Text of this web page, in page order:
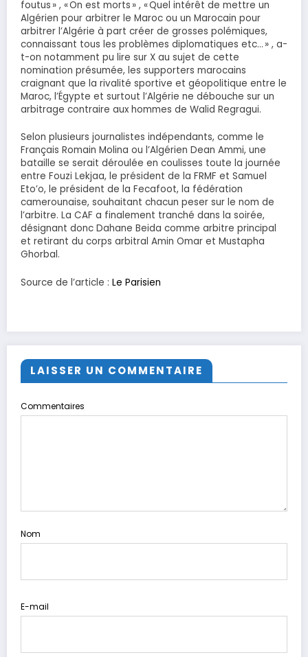
foutus » , « On est morts » , « Quel intérêt de mettre un
Algérien pour arbitrer le Maroc ou un Marocain pour
arbitrer l’Algérie à part créer de grosses polémiques,
connaissant tous les problèmes diplomatiques etc… » , a-
t-on notamment pu lire sur X au sujet de cette
nomination présumée, les supporters marocains
craignant que la rivalité sportive et géopolitique entre le
Maroc, l’Égypte et surtout l’Algérie ne débouche sur un
arbitrage contraire aux hommes de Walid Regragui.
Selon plusieurs journalistes indépendants, comme le
Français Romain Molina ou l’Algérien Dean Ammi, une
bataille se serait déroulée en coulisses toute la journée
entre Fouzi Lekjaa, le président de la FRMF et Samuel
Eto’o, le président de la Fecafoot, la fédération
camerounaise, souhaitant chacun peser sur le nom de
l’arbitre. La CAF a finalement tranché dans la soirée,
désignant donc Dahane Beida comme arbitre principal
et retirant du corps arbitral Amin Omar et Mustapha
Ghorbal.
Source de l’article : Le Parisien
LAISSER UN COMMENTAIRE
Commentaires
Nom
E-mail